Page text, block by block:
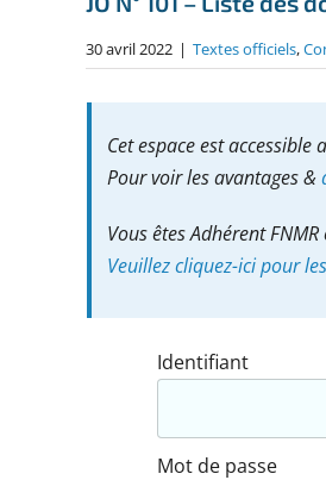
30 avril 2022 | Textes officiels,
Cet espace est accessible
Pour voir les avantages &
Vous êtes Adhérent
Veuillez cliquez-ici pour
Identifiant
Mot de passe